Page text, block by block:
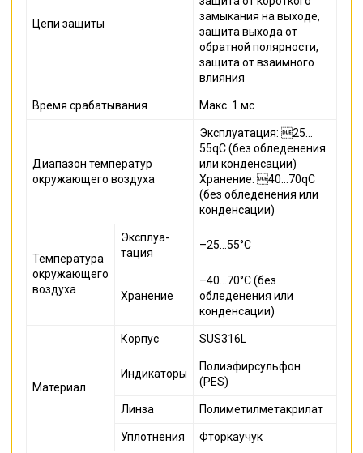
Цепи защиты
замыкания на выходе,
защита выхода от
обратной полярности,
защита от взаимного
влияния
Время срабатывания Макс. 1 мс
Диапазон температур
окружающего воздуха
Эксплуатация: 25…
55qC (без обледенения
или конденсации)
Хранение: 40…70qC
(без обледенения или
конденсации)
Температура
окружающего
воздуха
Эксплуа-
тация
–25…55°C
Хранение
–40…70°C (без
обледенения или
конденсации)
Материал
Корпус SUS316L
Индикаторы
Полиэфирсульфон
(PES)
Линза Полиметилметакрилат
Уплотнения Фторкаучук